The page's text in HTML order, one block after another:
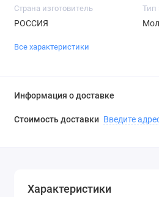
Страна изготовитель
РОССИЯ
Тип
Все характеристики
Информация о доставке
Стоимость доставки Введите
Характеристики